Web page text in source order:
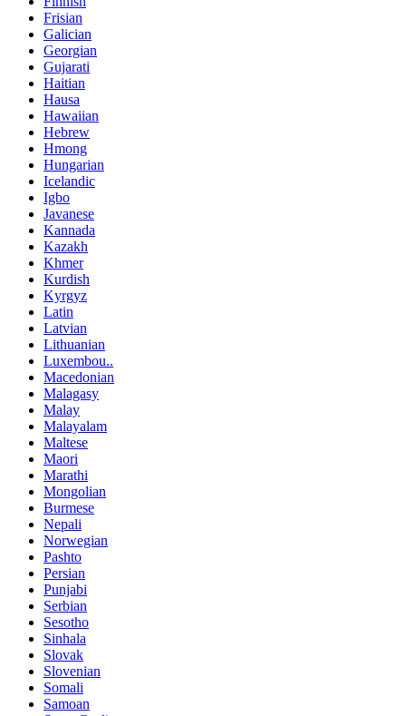
Frisian
Galician
Georgian
Gujarati
Haitian
Hausa
Hawaiian
Hebrew
Hmong
Hungarian
Icelandic
Igbo
Javanese
Kannada
Kazakh
Khmer
Kurdish
Kyrgyz
Latin
Latvian
Lithuanian
Luxembou..
Macedonian
Malagasy
Malay
Malayalam
Maltese
Maori
Marathi
Mongolian
Burmese
Nepali
Norwegian
Pashto
Persian
Punjabi
Serbian
Sesotho
Sinhala
Slovak
Slovenian
Somali
Samoan